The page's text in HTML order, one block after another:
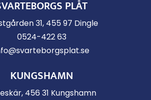
PLÅT
31, 455 97 Dingle
0524-422 63
KUNGSHAMN
456 31 Kungshamn